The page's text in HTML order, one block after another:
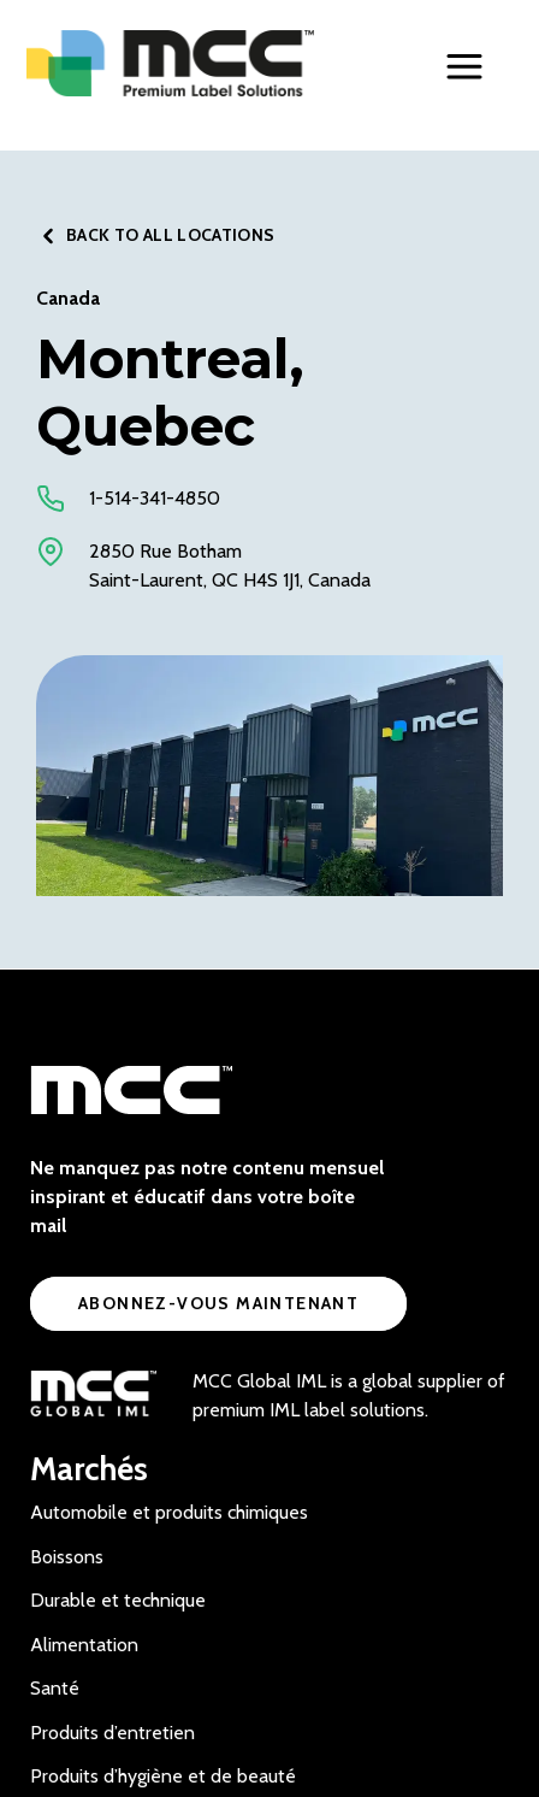
BACK TO ALL LOCATIONS
Canada
Montreal,
Quebec
1-514-341-4850
2850 Rue Botham
Saint-Laurent, QC H4S 1J1, Canada
Ne manquez pas notre contenu mensuel
inspirant et éducatif dans votre boîte
mail
ABONNEZ-VOUS MAINTENANT
MCC Global IML is a global supplier of
premium IML label solutions.
Marchés
Automobile et produits chimiques
Boissons
Durable et technique
Alimentation
Santé
Produits d’entretien
Produits d’hygiène et de beauté